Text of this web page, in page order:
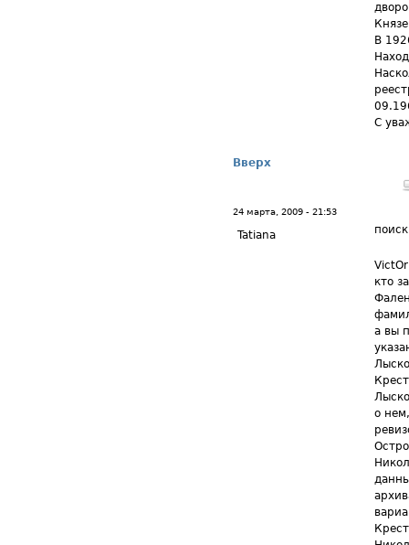
В
С
Вверх
24 марта, 2009 - 21:53
Tatiana
кто
а вы
о